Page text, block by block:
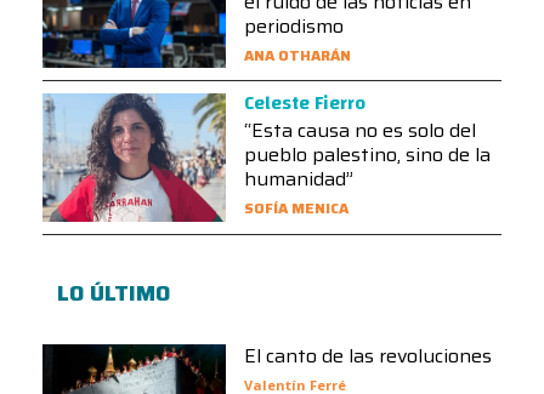
periodismo
ANA OTHARÁN
Celeste Fierro
“Esta causa no es solo del
pueblo palestino, sino de la
humanidad”
SOFÍA MENICA
LO ÚLTIMO
El canto de las revoluciones
Valentín Ferré